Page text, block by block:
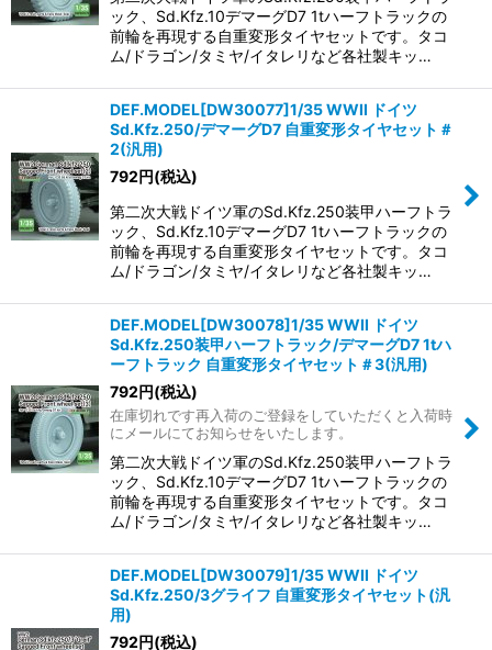
ック、Sd.Kfz.10デマーグD7 1tハーフトラックの
前輪を再現する自重変形タイヤセットです。タコ
ム/ドラゴン/タミヤ/イタレリなど各社製キッ…
DEF.MODEL[DW30077]1/35 WWII ドイツ
Sd.Kfz.250/デマーグD7 自重変形タイヤセット＃
2(汎用)
792円(税込)
第二次大戦ドイツ軍のSd.Kfz.250装甲ハーフトラ
ック、Sd.Kfz.10デマーグD7 1tハーフトラックの
前輪を再現する自重変形タイヤセットです。タコ
ム/ドラゴン/タミヤ/イタレリなど各社製キッ…
DEF.MODEL[DW30078]1/35 WWII ドイツ
Sd.Kfz.250装甲ハーフトラック/デマーグD7 1tハ
ーフトラック 自重変形タイヤセット＃3(汎用)
792円(税込)
在庫切れです再入荷のご登録をしていただくと入荷時
にメールにてお知らせをいたします。
第二次大戦ドイツ軍のSd.Kfz.250装甲ハーフトラ
ック、Sd.Kfz.10デマーグD7 1tハーフトラックの
前輪を再現する自重変形タイヤセットです。タコ
ム/ドラゴン/タミヤ/イタレリなど各社製キッ…
DEF.MODEL[DW30079]1/35 WWII ドイツ
Sd.Kfz.250/3グライフ 自重変形タイヤセット(汎
用)
792円(税込)